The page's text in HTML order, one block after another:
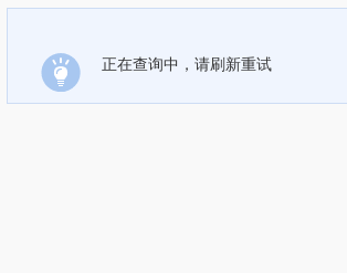
正在查询中，请刷新重试